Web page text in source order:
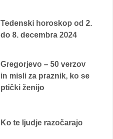
Tedenski horoskop od 2.
do 8. decembra 2024
Gregorjevo – 50 verzov
in misli za praznik, ko se
ptički ženijo
Ko te ljudje razočarajo